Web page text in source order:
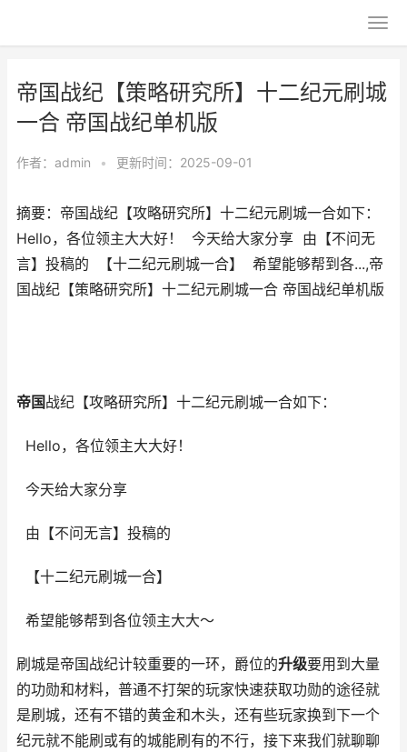
帝国战纪【策略研究所】十二纪元刷城
一合 帝国战纪单机版
作者： admin • 更新时间：2025-09-01
摘要：帝国战纪【攻略研究所】十二纪元刷城一合如下：
Hello，各位领主大大好！ 今天给大家分享 由【不问无
言】投稿的 【十二纪元刷城一合】 希望能够帮到各...,帝
国战纪【策略研究所】十二纪元刷城一合 帝国战纪单机版
帝国战纪【攻略研究所】十二纪元刷城一合如下：
Hello，各位领主大大好！
今天给大家分享
由【不问无言】投稿的
【十二纪元刷城一合】
希望能够帮到各位领主大大～
刷城是帝国战纪计较重要的一环，爵位的升级要用到大量
的功勋和材料，普通不打架的玩家快速获取功勋的途径就
是刷城，还有不错的黄金和木头，还有些玩家换到下一个
纪元就不能刷或有的城能刷有的不行，接下来我们就聊聊